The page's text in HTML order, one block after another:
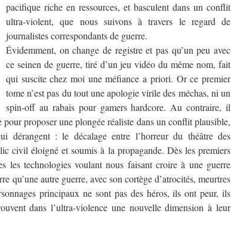
pacifique riche en ressources, et basculent dans un conflit
ultra-violent, que nous suivons à travers le regard de
journalistes correspondants de guerre.
Évidemment, on change de registre et pas qu’un peu avec
ce seinen de guerre, tiré d’un jeu vidéo du même nom, fait
qui suscite chez moi une méfiance a priori. Or ce premier
tome n’est pas du tout une apologie virile des méchas, ni un
spin-off au rabais pour gamers hardcore. Au contraire, il
proposer une plongée réaliste dans un conflit plausible,
dérangent : le décalage entre l’horreur du théâtre des
civil éloigné et soumis à la propagande. Dès les premiers
les technologies voulant nous faisant croire à une guerre
qu’une autre guerre, avec son cortège d’atrocités, meurtres
principaux ne sont pas des héros, ils ont peur, ils
dans l’ultra-violence une nouvelle dimension à leur